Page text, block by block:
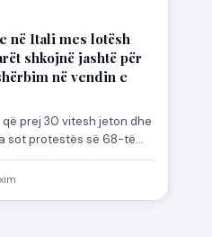
në Itali mes lotësh
shkojnë jashtë për
në vendin e
prej 30 vitesh jeton dhe
sot protestës së 68-të…